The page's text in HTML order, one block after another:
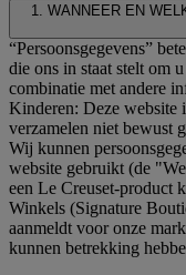
1. WANNEER EN
“Persoonsgegevens”
die ons in staat stelt om
combinatie met andere
Kinderen: Deze website
verzamelen niet bewust
Wij kunnen
website gebruikt (de
een Le Creuset-product
Winkels (Signature
aanmeldt voor onze
kunnen betrekking